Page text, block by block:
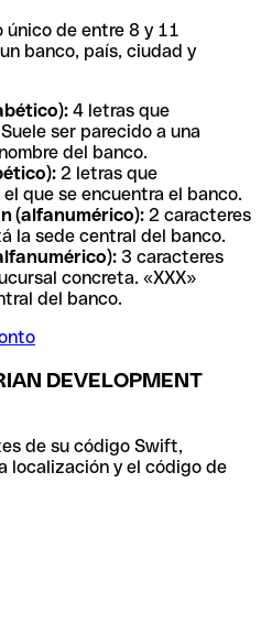
único de entre 8 y 11
banco, país, ciudad y
4 letras que
ser parecido a una
del banco.
2 letras que
que se encuentra el banco.
(alfanumérico): 2 caracteres
la sede central del banco.
3 caracteres
concreta. «XXX»
del banco.
DEVELOPMENT
de su código Swift,
localización y el código de